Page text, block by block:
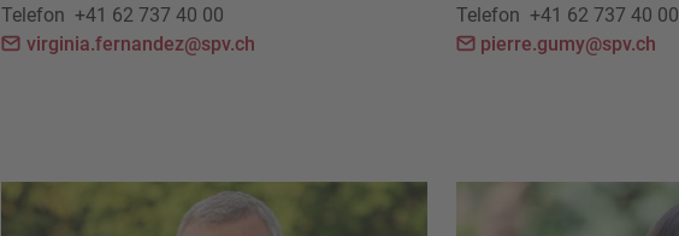
Telefon +41 62 737 40 00
virginia.fernandez@spv.ch
Telefon +41 62 737 40 00
pierre.gumy@spv.ch